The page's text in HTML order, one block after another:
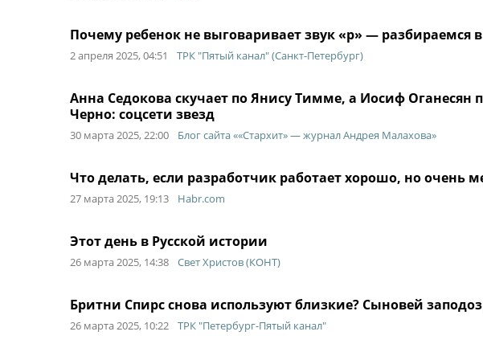
Почему ребенок не выговаривает звук «р» — разбираемся
2 апреля 2025, 04:51 ТРК "Пятый канал" (Санкт-Петербург)
Анна Седокова скучает по Янису Тимме, а Иосиф Оганесян
Черно: соцсети звезд
30 марта 2025, 22:00 Блог сайта ««Стархит» — журнал Андрея Малахова»
Что делать, если разработчик работает хорошо, но очень
27 марта 2025, 19:13 Habr.com
Этот день в Русской истории
26 марта 2025, 14:38 Свет Христов (КОНТ)
Бритни Спирс снова используют близкие? Сыновей
26 марта 2025, 10:22 ТРК "Петербург-Пятый канал"